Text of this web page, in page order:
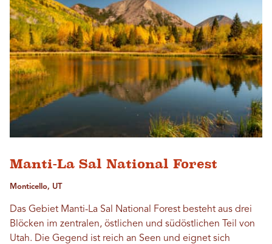
Manti-La Sal National Forest
Monticello, UT
Das Gebiet Manti-La Sal National Forest besteht aus drei
Blöcken im zentralen, östlichen und südöstlichen Teil von
Utah. Die Gegend ist reich an Seen und eignet sich